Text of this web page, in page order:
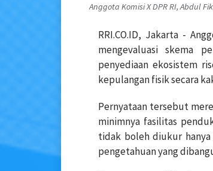
Anggota Komisi X DPR RI, Abdul
RRI.CO.ID, Jakarta -
mengevaluasi skema
penyediaan ekosistem
kepulangan fisik secara
Pernyataan tersebut
minimnya fasilitas
tidak boleh diukur
pengetahuan yang